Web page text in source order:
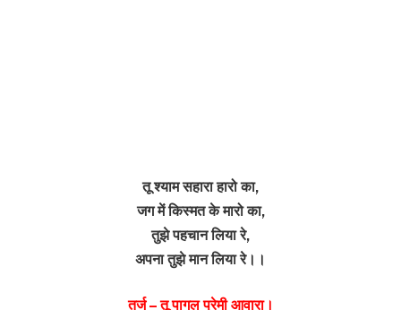
तू श्याम सहारा हारो का,
जग में किस्मत के मारो का,
तुझे पहचान लिया रे,
अपना तुझे मान लिया रे।।
तर्ज – तू पागल प्रेमी आवारा।